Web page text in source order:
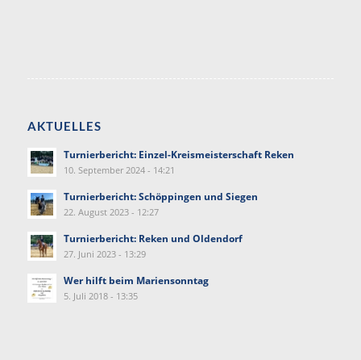
AKTUELLES
Turnierbericht: Einzel-Kreismeisterschaft Reken
10. September 2024 - 14:21
Turnierbericht: Schöppingen und Siegen
22. August 2023 - 12:27
Turnierbericht: Reken und Oldendorf
27. Juni 2023 - 13:29
Wer hilft beim Mariensonntag
5. Juli 2018 - 13:35